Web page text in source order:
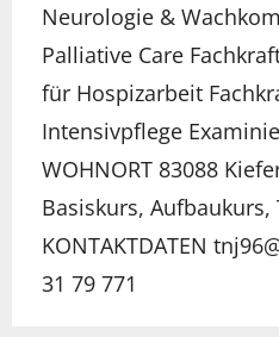
Neurologie &
Palliative Care
für Hospizarbeit
Intensivpflege
WOHNORT 83088
Basiskurs, Aufbaukurs,
KONTAKTDATEN
31 79 771